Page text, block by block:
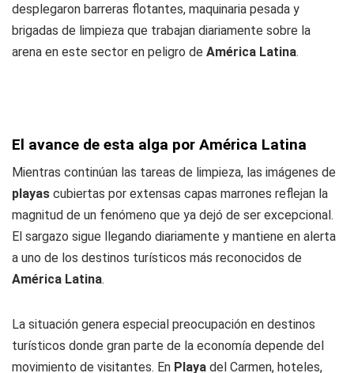
desplegaron barreras flotantes, maquinaria pesada y
brigadas de limpieza que trabajan diariamente sobre la
arena en este sector en peligro de América Latina.
El avance de esta alga por América Latina
Mientras continúan las tareas de limpieza, las imágenes de
playas cubiertas por extensas capas marrones reflejan la
magnitud de un fenómeno que ya dejó de ser excepcional.
El sargazo sigue llegando diariamente y mantiene en alerta
a uno de los destinos turísticos más reconocidos de
América Latina.
La situación genera especial preocupación en destinos
turísticos donde gran parte de la economía depende del
movimiento de visitantes. En Playa del Carmen, hoteles,